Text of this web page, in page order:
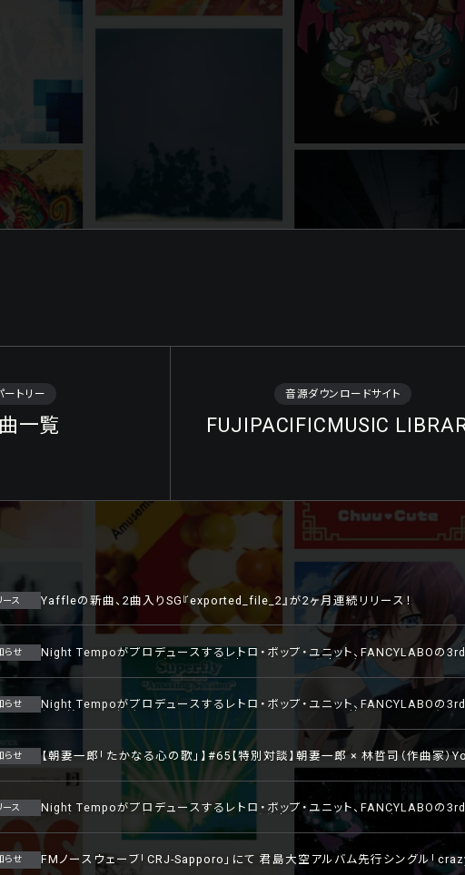
トリー
一覧
音源ダウンロードサイト
FUJIPACIFICMUSIC
ース Yaffleの新曲、2曲入りSG『exported_file_2』が2ヶ月連続リリース！
らせ Night Tempoがプロデュースするレトロ・ポップ・ユニット、FANCYLABOの
が公開！7inchアナログ盤も11/8発売！11/11には発売記念インストアイベン
らせ Night Tempoがプロデュースするレトロ・ポップ・ユニット、FANCYLABOの
信開始！11/4（土）にはNight Tempoキュレーションの日比谷野音100周年イベ
華ゲストが出演したNight Tempo東京公演の写真も公開！
らせ 【朝妻一郎「たかなる心の歌」】#65【特別対談】朝妻一郎 × 林哲司（作曲家）
ース Night Tempoがプロデュースするレトロ・ポップ・ユニット、FANCYLABOの
に配信リリース決定！ 11/8にはアナログ発売、そして11/11には初となるインス
らせ FMノースウェーブ「CRJ-Sapporo」にて 君島大空アルバム先行シングル「